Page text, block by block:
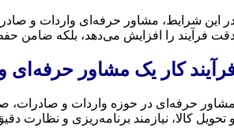
این شرایط، مشاور حرفه‌ای واردات و
فرآیند را افزایش می‌دهد، بلکه ضامن
کار یک مشاور حرفه‌ای
حرفه‌ای در حوزه واردات و صادرات،
تحویل کالا، نیازمند برنامه‌ریزی و